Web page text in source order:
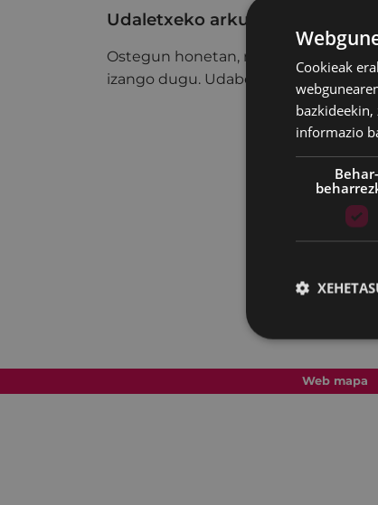
Udaletxeko arkupeak
Ostegun honetan, momentuz izango
izango dugu. Udaberrian jarduera
Web mapa
Cookieak
informazio
Behar-